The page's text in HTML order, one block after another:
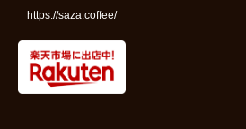
https://saza.coffee/